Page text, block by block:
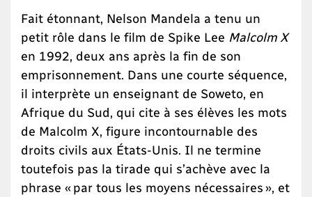
Fait étonnant, Nelson Mandela a tenu un
petit rôle dans le film de Spike Lee Malcolm X
en 1992, deux ans après la fin de son
emprisonnement. Dans une courte séquence,
il interprète un enseignant de Soweto, en
Afrique du Sud, qui cite à ses élèves les mots
de Malcolm X, figure incontournable des
droits civils aux États-Unis. Il ne termine
toutefois pas la tirade qui s’achève avec la
phrase « par tous les moyens nécessaires », et